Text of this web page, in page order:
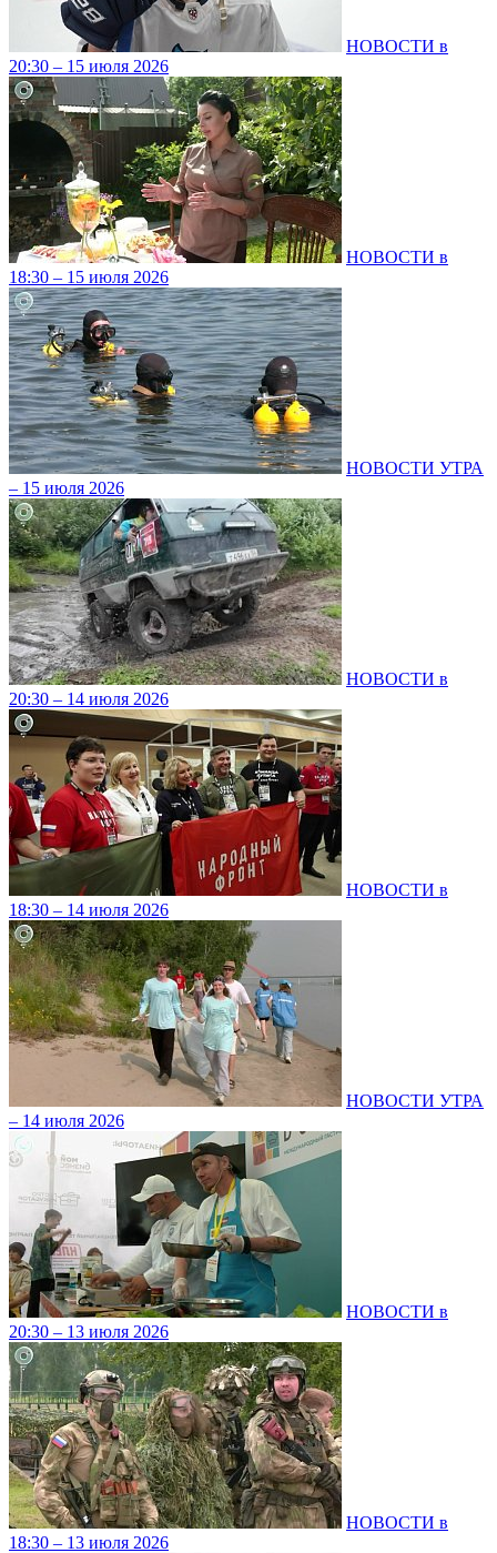
НОВОСТИ в
20:30 – 15 июля 2026
НОВОСТИ в
18:30 – 15 июля 2026
НОВОСТИ УТРА
– 15 июля 2026
НОВОСТИ в
20:30 – 14 июля 2026
НОВОСТИ в
18:30 – 14 июля 2026
НОВОСТИ УТРА
– 14 июля 2026
НОВОСТИ в
20:30 – 13 июля 2026
НОВОСТИ в
18:30 – 13 июля 2026